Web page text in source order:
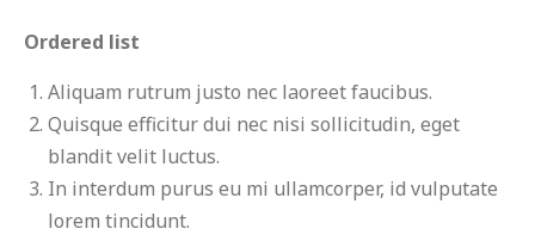
Ordered list
Aliquam rutrum justo nec laoreet faucibus.
Quisque efficitur dui nec nisi sollicitudin, eget
blandit velit luctus.
In interdum purus eu mi ullamcorper, id vulputate
lorem tincidunt.